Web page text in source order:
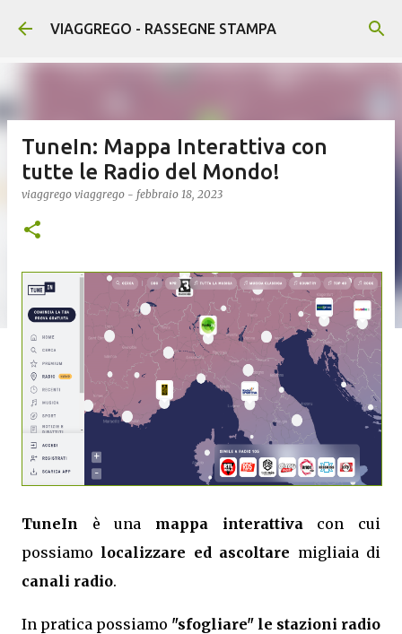
Passa ai contenuti principali
VIAGGREGO - RASSEGNE STAMPA
TuneIn: Mappa Interattiva con
tutte le Radio del Mondo!
viaggrego viaggrego - febbraio 18, 2023
TuneIn è una mappa interattivacon cui
possiamo localizzare ed ascoltare migliaia di
canali radio.
In pratica possiamo "sfogliare" le stazioni radio